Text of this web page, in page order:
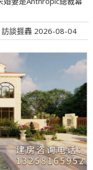
談捱轟 2026-08-04